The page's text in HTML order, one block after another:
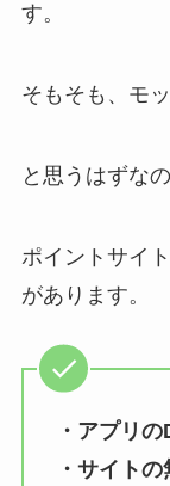
す。
そもそも、モ
と思うはずな
ポイントサイ
があります。
・アプリ
・サイト